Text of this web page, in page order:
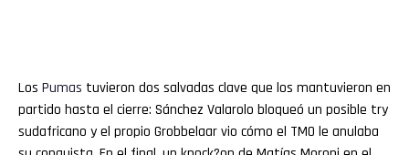
Los Pumas tuvieron dos salvadas clave que los mantuvieron en
partido hasta el cierre: Sánchez Valarolo bloqueó un posible try
sudafricano y el propio Grobbelaar vio cómo el TMO le anulaba